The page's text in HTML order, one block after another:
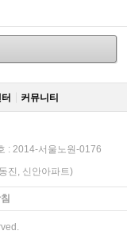
커뮤니티
: 2014-서울노원-0176
진, 신안아파트)